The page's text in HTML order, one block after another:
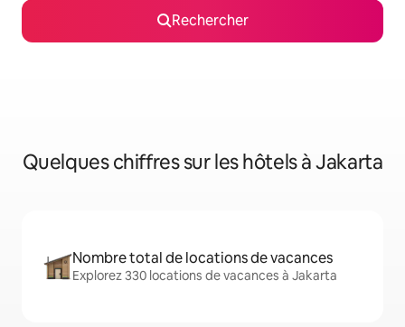
Rechercher
Quelques chiffres sur les hôtels à Jakarta
Nombre total de locations de vacances
Explorez 330 locations de vacances à Jakarta